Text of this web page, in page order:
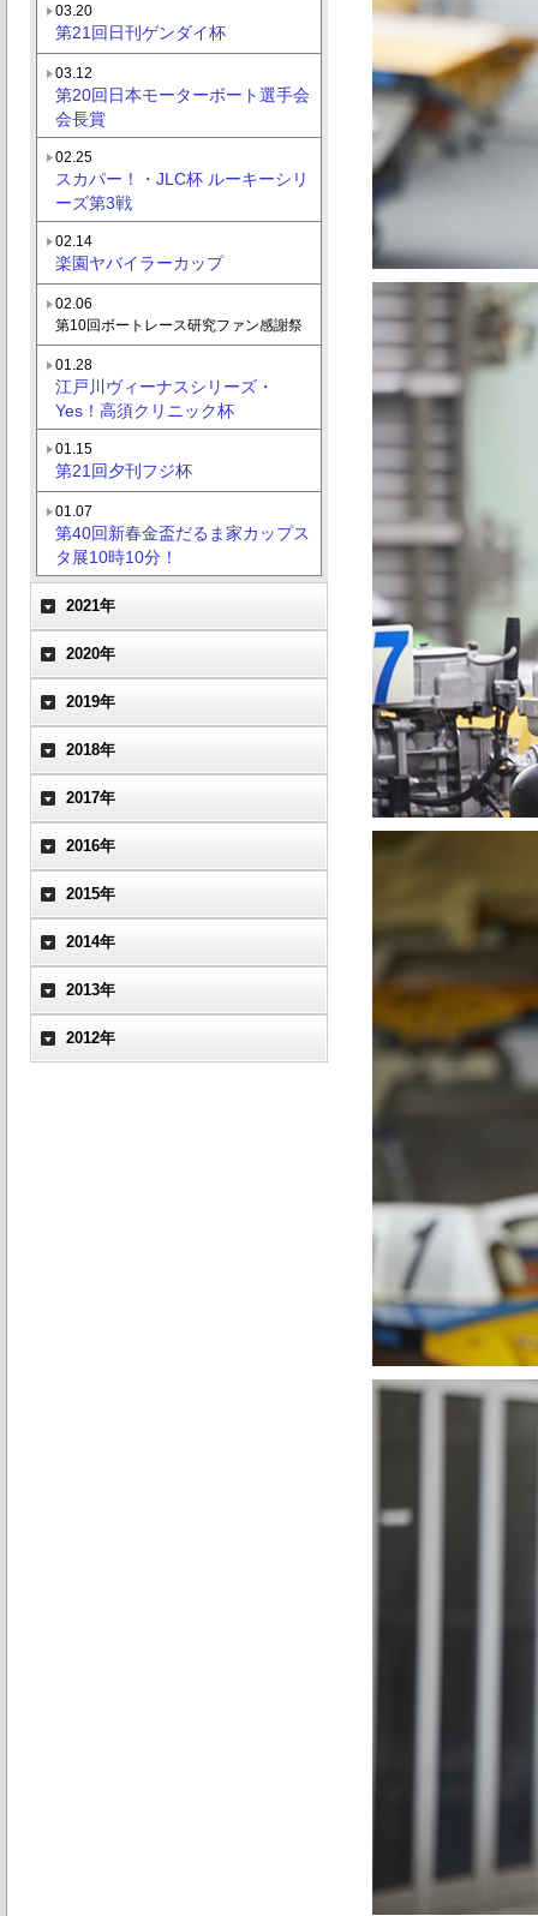
03.20
第21回日刊ゲンダイ杯
03.12
第20回日本モーターボート選手会
会長賞
02.25
スカパー！・JLC杯 ルーキーシリ
ーズ第3戦
02.14
楽園ヤバイラーカップ
02.06
第10回ボートレース研究ファン感謝祭
01.28
江戸川ヴィーナスシリーズ・
Yes！高須クリニック杯
01.15
第21回夕刊フジ杯
01.07
第40回新春金盃だるま家カップス
タ展10時10分！
2021年
2020年
2019年
2018年
2017年
2016年
2015年
2014年
2013年
2012年